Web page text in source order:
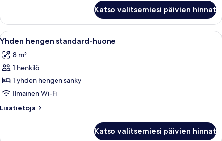
kuvat
standard-
huone
(kaksi
Katso valitsemiesi päivien hinnat
Avaa
kaikki
huonetyypin
Yhden
hengen
standard-
huone
kuvat
Pieni huone, jossa on yksi sänky ja
2
Yhden hengen standard-huone
8 m²
1 henkilö
1 yhden hengen sänky
Ilmainen Wi-Fi
Lisätietoja
Lisätietoja
Katso valitsemiesi päivien hinnat